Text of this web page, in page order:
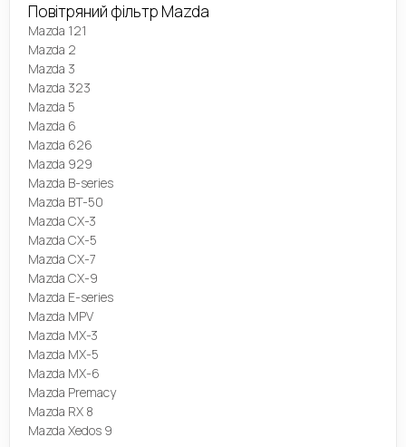
Повітряний фільтр Mazda
Mazda 121
Mazda 2
Mazda 3
Mazda 323
Mazda 5
Mazda 6
Mazda 626
Mazda 929
Mazda B-series
Mazda BT-50
Mazda CX-3
Mazda CX-5
Mazda CX-7
Mazda CX-9
Mazda E-series
Mazda MPV
Mazda MX-3
Mazda MX-5
Mazda MX-6
Mazda Premacy
Mazda RX 8
Mazda Xedos 9